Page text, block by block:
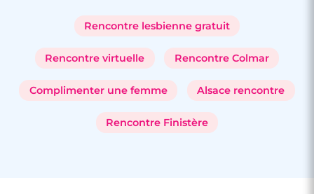
Rencontre lesbienne gratuit
Rencontre virtuelle Rencontre Colmar
Complimenter une femme Alsace rencontre
Rencontre Finistère